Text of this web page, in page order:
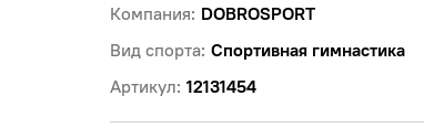
Компания: DOBROSPORT
Вид спорта: Спортивная гимнастика
Артикул: 12131454